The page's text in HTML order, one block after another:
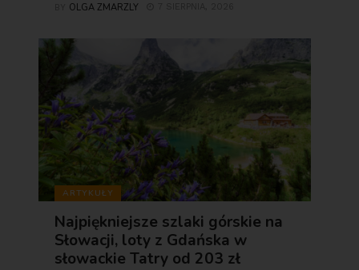
OLGA ZMARZLY
ARTYKUŁY
Najpiękniejsze szlaki górskie na
Słowacji, loty z Gdańska w
słowackie Tatry od 203 zł